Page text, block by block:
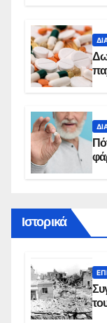
Ιστορικά